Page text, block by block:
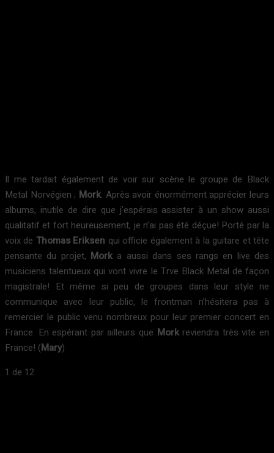
Il me tardait également de voir sur scène le groupe de Black
Metal Norvégien ; Mork. Après avoir énormément apprécier leurs
albums, inutile de dire que j’espérais assister à un show aussi
qualitatif et fort heureusement, je n’ai pas été déçue! Porté par la
voix de Thomas Eriksen qui officie également à la guitare et tête
pensante du projet, Morka aussi dans ses rangs en live des
musiciens talentueux qui vont vivre le Trve Black Metal de façon
magistrale! Et même si peu de groupes dans leur style ne
communique avec leur public, le frontman n’hésitera pas à
remercier le public venu nombreux pour leur premier concert en
France. En espérant par ailleurs que Morkreviendra très vite en
France! (Mary)
1 de 12